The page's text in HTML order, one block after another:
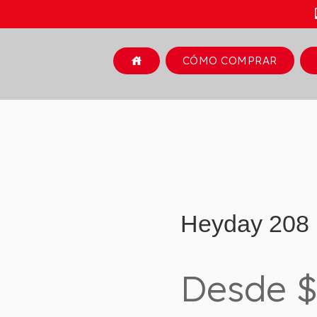
house CÓMO COMPRAR
Heyday 208
Desde